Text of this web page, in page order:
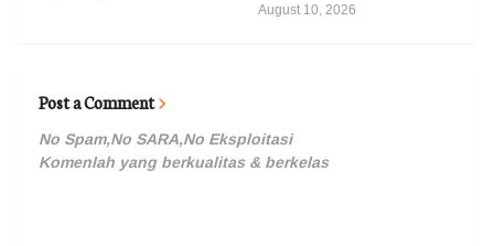
August 10, 2026
Post a Comment
No Spam,No SARA,No Eksploitasi
Komenlah yang berkualitas & berkelas